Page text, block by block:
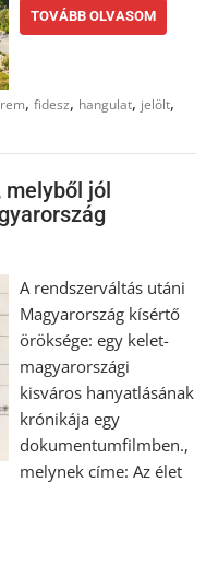
TOVÁBB OLVASOM
,fidesz, hangulat, jelölt,
melyből jól
A rendszerváltás utáni
Magyarország kísértő
öröksége: egy kelet-
magyarországi
kisváros hanyatlásának
krónikája egy
dokumentumfilmben.,
melynek címe: Az élet